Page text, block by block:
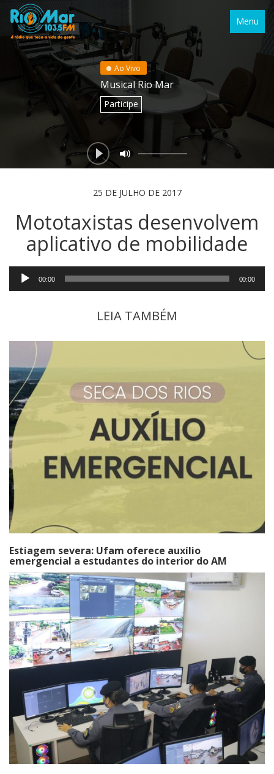
Menu
Ao Vivo
Musical Rio Mar
Participe
25 DE JULHO DE 2017
Mototaxistas desenvolvem
aplicativo de mobilidade
Tocador
de
00:00 00:00
LEIA TAMBÉM
Estiagem severa: Ufam oferece auxílio
emergencial a estudantes do interior do AM